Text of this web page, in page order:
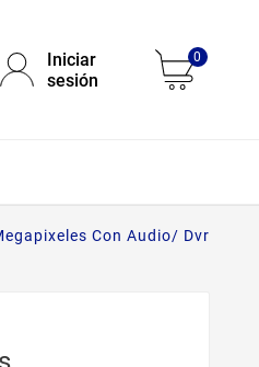
Iniciar
sesión
0
Con Audio/ Dvr